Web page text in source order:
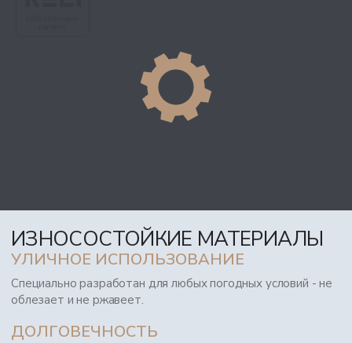
ИЗНОСОСТОЙКИЕ МАТЕРИАЛЫ
УЛИЧНОЕ ИСПОЛЬЗОВАНИЕ
Специально разработан для любых погодных условий - не
облезает и не ржавеет.
ДОЛГОВЕЧНОСТЬ